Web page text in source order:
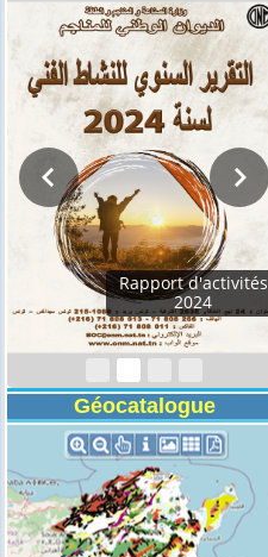
Rapport d'activités
2024
Géocatalogue